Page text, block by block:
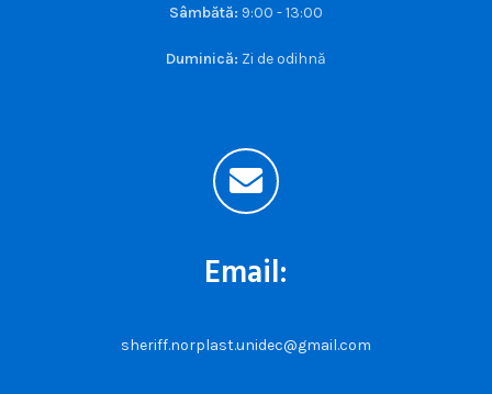
Sâmbătă: 9:00 - 13:00
Duminică: Zi de odihnă
Email:
sheriff.norplast.unidec@gmail.com